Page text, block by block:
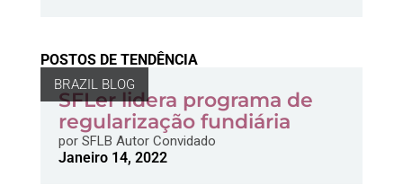
POSTOS DE TENDÊNCIA
BRAZIL BLOG
SFLer lidera programa de
regularização fundiária
porSFLB Autor Convidado
Janeiro 14, 2022